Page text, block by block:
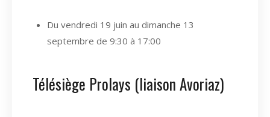
Du vendredi 19 juin au dimanche 13
septembre de 9:30 à 17:00
Télésiège Prolays (liaison Avoriaz)